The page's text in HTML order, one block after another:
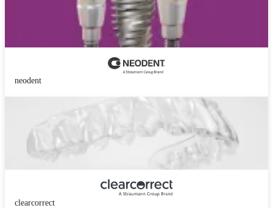
neodent
clearcorrect